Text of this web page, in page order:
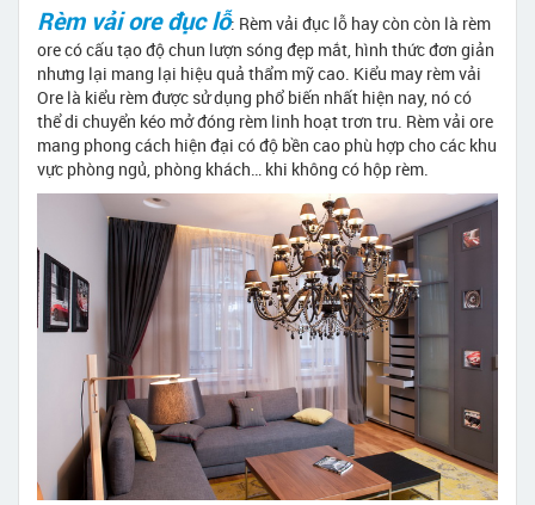
Rèm vải ore đục lỗ: Rèm vải đục lỗ hay còn còn là rèm
ore có cấu tạo độ chun lượn sóng đẹp mắt, hình thức đơn giản
nhưng lại mang lại hiệu quả thẩm mỹ cao. Kiểu may rèm vải
Ore là kiểu rèm được sử dụng phổ biến nhất hiện nay, nó có
thể di chuyển kéo mở đóng rèm linh hoạt trơn tru. Rèm vải ore
mang phong cách hiện đại có độ bền cao phù hợp cho các khu
vực phòng ngủ, phòng khách… khi không có hộp rèm.